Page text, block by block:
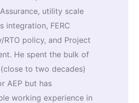
utility scale
integration, FERC
RTO policy, and Project
He spent the bulk of
to two decades)
AEP but has
working experience in